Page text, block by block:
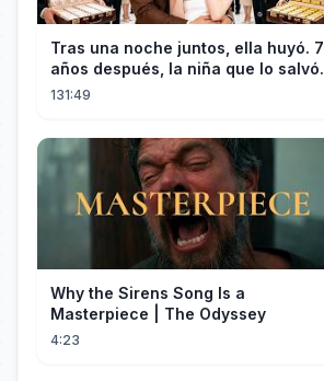
Tras una noche juntos, ella huyó. 7
años después, la niña que lo salvó:
"¡Papá!"...¡Entró en pánico!
131:49
Why the Sirens Song Is a
Masterpiece | The Odyssey
4:23